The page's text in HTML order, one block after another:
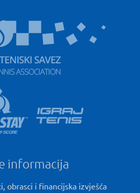
informacija
obrasci i financijska izvješća